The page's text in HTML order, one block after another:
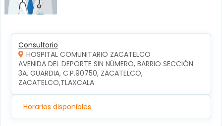
Consultorio
HOSPITAL COMUNITARIO ZACATELCO
AVENIDA DEL DEPORTE SIN NÚMERO, BARRIO SECCIÓN
3A. GUARDIA, C.P.90750, ZACATELCO,
ZACATELCO,TLAXCALA
Horarios disponibles